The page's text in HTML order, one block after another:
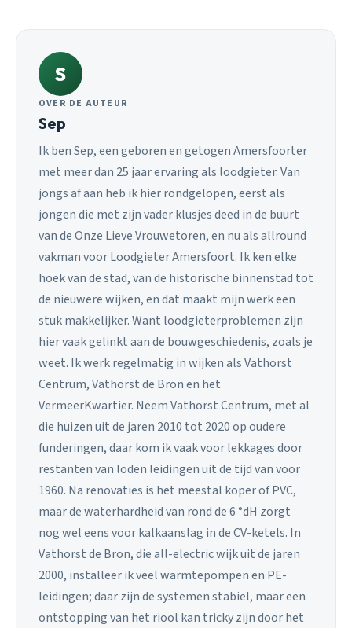
S
OVER DE AUTEUR
Sep
Ik ben Sep, een geboren en getogen Amersfoorter
met meer dan 25 jaar ervaring als loodgieter. Van
jongs af aan heb ik hier rondgelopen, eerst als
jongen die met zijn vader klusjes deed in de buurt
van de Onze Lieve Vrouwetoren, en nu als allround
vakman voor Loodgieter Amersfoort. Ik ken elke
hoek van de stad, van de historische binnenstad tot
de nieuwere wijken, en dat maakt mijn werk een
stuk makkelijker. Want loodgieterproblemen zijn
hier vaak gelinkt aan de bouwgeschiedenis, zoals je
weet. Ik werk regelmatig in wijken als Vathorst
Centrum, Vathorst de Bron en het
VermeerKwartier. Neem Vathorst Centrum, met al
die huizen uit de jaren 2010 tot 2020 op oudere
funderingen, daar kom ik vaak voor lekkages door
restanten van loden leidingen uit de tijd van voor
1960. Na renovaties is het meestal koper of PVC,
maar de waterhardheid van rond de 6 °dH zorgt
nog wel eens voor kalkaanslag in de CV-ketels. In
Vathorst de Bron, die all-electric wijk uit de jaren
2000, installeer ik veel warmtepompen en PE-
leidingen; daar zijn de systemen stabiel, maar een
ontstopping van het riool kan tricky zijn door het